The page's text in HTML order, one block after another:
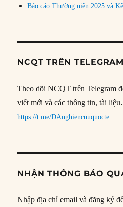
Báo cáo Thường niên 2025 và
NCQT TRÊN TELEGRAM
Theo dõi NCQT trên Telegram
viết mới và các thông tin, tài
https://t.me/DAnghiencuuquocte
NHẬN THÔNG BÁO
Nhập địa chỉ email và đăng ký